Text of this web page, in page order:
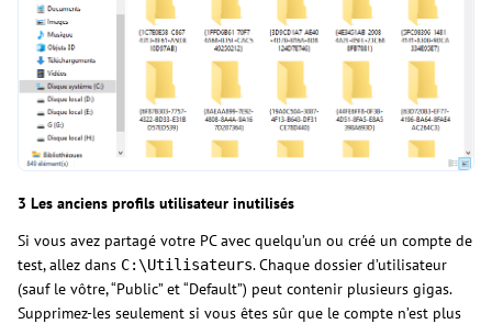
3 Les anciens profils utilisateur inutilisés
Si vous avez partagé votre PC avec quelqu’un ou créé un compte de
test, allez dans C:\Utilisateurs. Chaque dossier d’utilisateur
(sauf le vôtre, “Public” et “Default”) peut contenir plusieurs gigas.
Supprimez-les seulement si vous êtes sûr que le compte n’est plus